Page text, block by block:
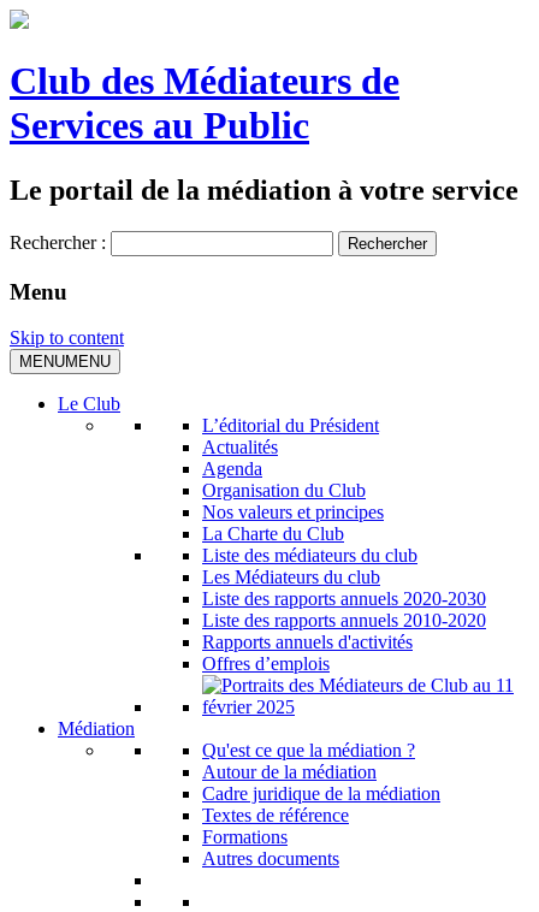
Club des Médiateurs de
Services au Public
Le portail de la médiation à votre service
Rechercher :
Menu
Skip to content
MENUMENU
Le Club
L’éditorial du Président
Actualités
Agenda
Organisation du Club
Nos valeurs et principes
La Charte du Club
Liste des médiateurs du club
Les Médiateurs du club
Liste des rapports annuels 2020-2030
Liste des rapports annuels 2010-2020
Rapports annuels d'activités
Offres d’emplois
Médiation
Qu'est ce que la médiation ?
Autour de la médiation
Cadre juridique de la médiation
Textes de référence
Formations
Autres documents